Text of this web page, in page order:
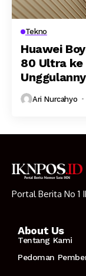
Tekno
Huawei
80 Ultra ke
Ari Nurcahyo
Portal Berita No 1
About Us
Tentang Kami
Pedoman